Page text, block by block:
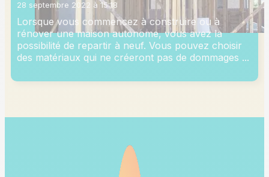
28 septembre 2022 à 15:18
Lorsque vous commencez à construire ou à
rénover une maison autonome, vous avez la
possibilité de repartir à neuf. Vous pouvez choisir
des matériaux qui ne créeront pas de dommages ...